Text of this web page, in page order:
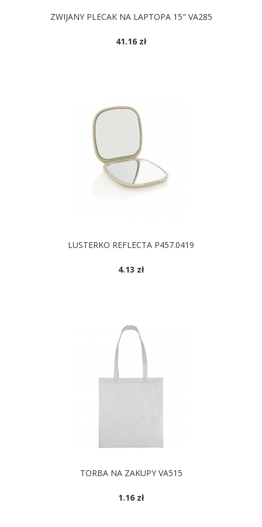
ZWIJANY PLECAK NA LAPTOPA 15" VA285
41.16 zł
LUSTERKO REFLECTA P457.0419
4.13 zł
TORBA NA ZAKUPY VA515
1.16 zł